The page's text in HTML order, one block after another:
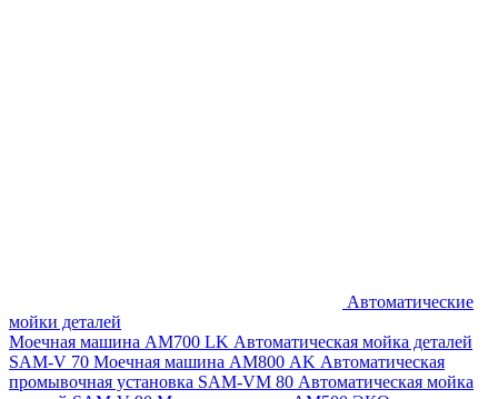
Автоматические
мойки деталей
Моечная машина AM700 LK Автоматическая мойка деталей
SAM-V 70 Моечная машина АМ800 AK Автоматическая
промывочная установка SAM-VM 80 Автоматическая мойка